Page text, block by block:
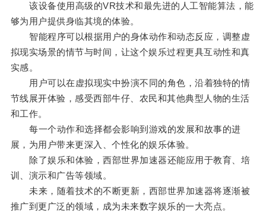
该设备使用高级的VR技术和最先进的人工智能算法，能
够为用户提供身临其境的体验。
智能程序可以根据用户的身体动作和动态反应，调整虚
拟现实场景的情节与时间，让这个娱乐过程更具互动性和真
实感。
用户可以在虚拟现实中扮演不同的角色，沿着独特的情
节线展开体验，感受西部牛仔、农民和其他典型人物的生活
和工作。
每一个动作和选择都会影响到游戏的发展和故事的进
展，为用户带来更深入、个性化的娱乐体验。
除了娱乐和体验，西部世界加速器还能应用于教育、培
训、演示和广告等领域。
未来，随着技术的不断更新，西部世界加速器将逐渐被
推广到更广泛的领域，成为未来数字娱乐的一大亮点。